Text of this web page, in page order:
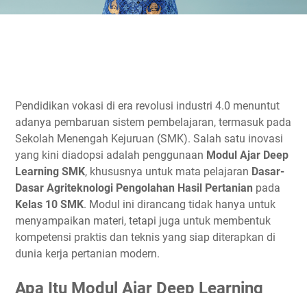
Pendidikan vokasi di era revolusi industri 4.0 menuntut
adanya pembaruan sistem pembelajaran, termasuk pada
Sekolah Menengah Kejuruan (SMK). Salah satu inovasi
yang kini diadopsi adalah penggunaan Modul Ajar Deep
Learning SMK, khususnya untuk mata pelajaran Dasar-
Dasar Agriteknologi Pengolahan Hasil Pertanian pada
Kelas 10 SMK. Modul ini dirancang tidak hanya untuk
menyampaikan materi, tetapi juga untuk membentuk
kompetensi praktis dan teknis yang siap diterapkan di
dunia kerja pertanian modern.
Apa Itu Modul Ajar Deep Learning